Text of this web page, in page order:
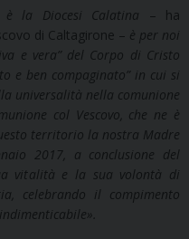
è la Diocesi Calatina – ha
di Caltagirone – è per noi
e vera” del Corpo di Cristo
e ben compaginato” in cui si
universalità nella comunione
col Vescovo, che ne è
territorio la nostra Madre
2017, a conclusione del
vitalità e la sua volontà di
celebrando il compimento